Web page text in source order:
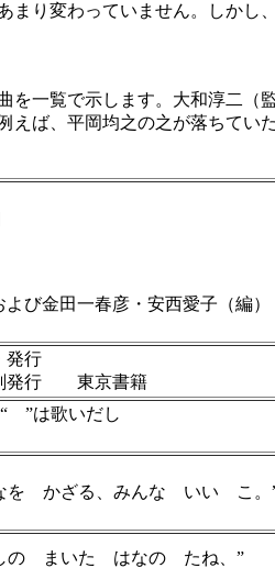
り変わっていません。しかし
一覧で示します。大和淳二（
ば、平岡均之の之が落ちてい
び金田一春彦・安西愛子（編
発行
発行 東京書籍
”は歌いだし
を かざる、みんな いい こ。
の まいた はなの たね、”